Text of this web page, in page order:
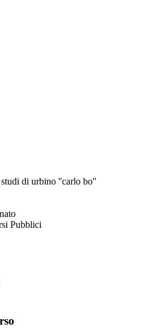
di urbino ''carlo bo''
Pubblici